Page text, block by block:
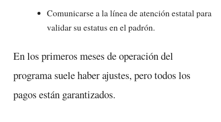
Comunicarse a la línea de atención estatal para
validar su estatus en el padrón.
En los primeros meses de operación del
programa suele haber ajustes, pero todos los
pagos están garantizados.